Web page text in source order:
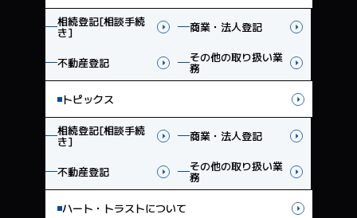
相続登記[相談手続
き] 商業・法人登記
不動産登記 その他の取り扱い業
務
トピックス
相続登記[相談手続
き] 商業・法人登記
不動産登記 その他の取り扱い業
務
ハート・トラストについて